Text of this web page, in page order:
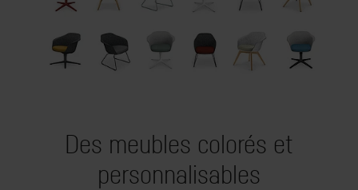
Des meubles colorés et
personnalisables